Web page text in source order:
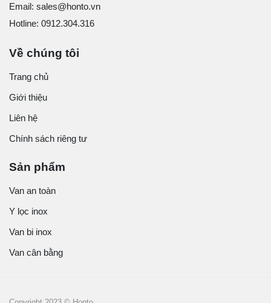
Email: sales@honto.vn
Hotline: 0912.304.316
Về chúng tôi
Trang chủ
Giới thiệu
Liên hệ
Chính sách riêng tư
Sản phẩm
Van an toàn
Y lọc inox
Van bi inox
Van cân bằng